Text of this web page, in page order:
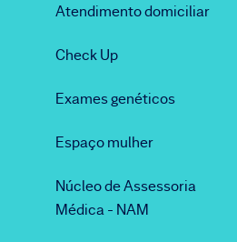
Atendimento domiciliar
Check Up
Exames genéticos
Espaço mulher
Núcleo de Assessoria
Médica - NAM